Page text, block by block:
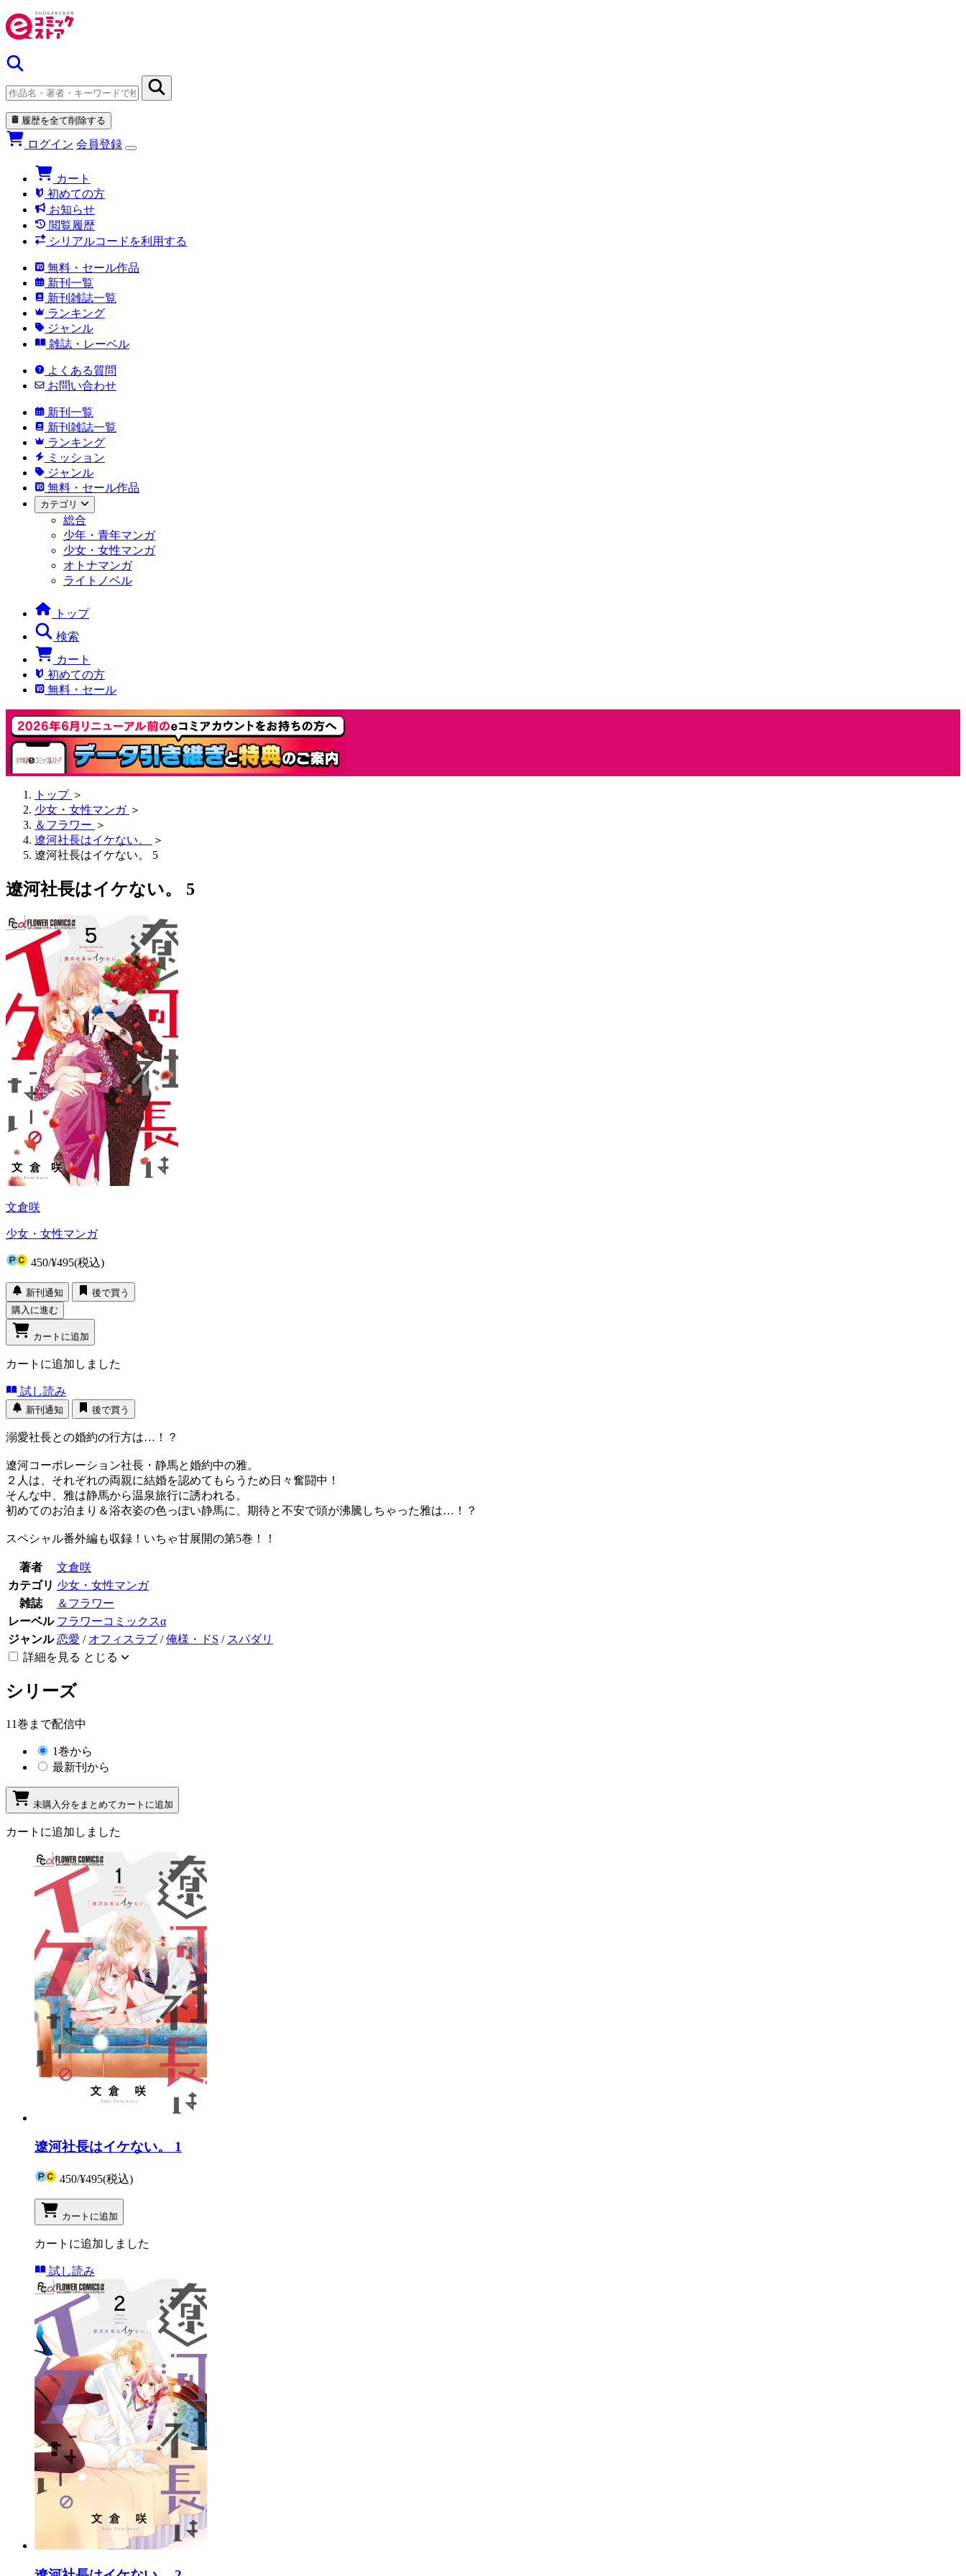
履歴を全て削除する
ログイン 会員登録
カート
初めての方
お知らせ
閲覧履歴
シリアルコードを利用する
無料・セール作品
新刊一覧
新刊雑誌一覧
ランキング
ジャンル
雑誌・レーベル
よくある質問
お問い合わせ
新刊一覧
新刊雑誌一覧
ランキング
ミッション
ジャンル
無料・セール作品
カテゴリ
総合
少年・青年マンガ
少女・女性マンガ
オトナマンガ
ライトノベル
トップ
検索
カート
初めての方
無料・セール
トップ ＞
少女・女性マンガ ＞
＆フラワー ＞
遼河社長はイケない。
＞
遼河社長はイケない。 5
遼河社長はイケない。 5
文倉咲
少女・女性マンガ
450/¥495(税込)
新刊通知
後で買う
購入に進む
カートに追加
カートに追加しました
試し読み
新刊通知 後で買う
溺愛社長との婚約の行方は…！？
遼河コーポレーション社長・静馬と婚約中の雅。
２人は、それぞれの両親に結婚を認めてもらうため日々奮闘中！
そんな中、雅は静馬から温泉旅行に誘われる。
初めてのお泊まり＆浴衣姿の色っぽい静馬に、期待と不安で頭が沸騰しちゃった雅は…！？
スペシャル番外編も収録！いちゃ甘展開の第5巻！！
著者
文倉咲
カテゴリ 少女・女性マンガ
雑誌
＆フラワー
レーベル フラワーコミックスα
ジャンル 恋愛 / オフィスラブ /俺様・ドS / スパダリ
詳細を見る とじる
シリーズ
11巻まで配信中
1巻から
最新刊から
未購入分をまとめてカートに追加
カートに追加しました
遼河社長はイケない。 1
450/¥495(税込)
カートに追加
カートに追加しました
試し読み